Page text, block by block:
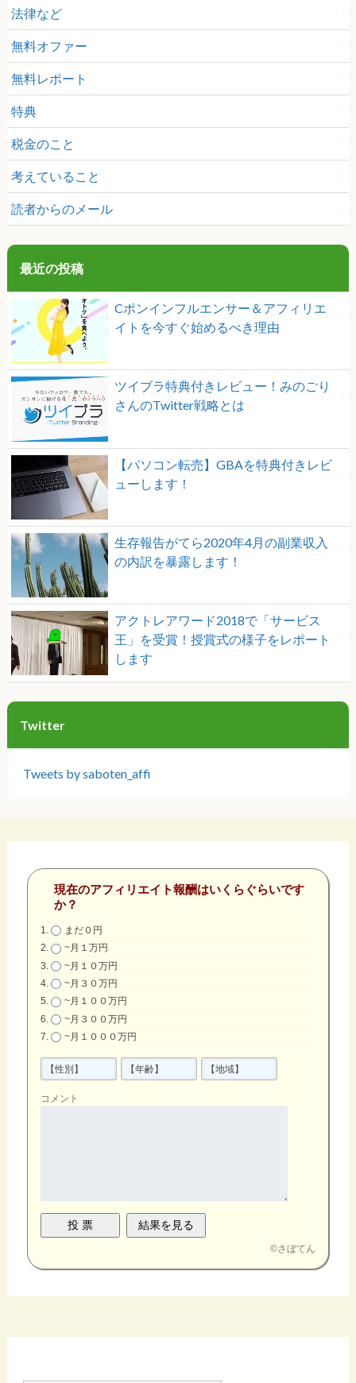
法律など
無料オファー
無料レポート
特典
税金のこと
考えていること
読者からのメール
最近の投稿
Cポンインフルエンサー＆アフィリエ
イトを今すぐ始めるべき理由
ツイブラ特典付きレビュー！みのごり
さんのTwitter戦略とは
【パソコン転売】GBAを特典付きレビ
ューします！
生存報告がてら2020年4月の副業収入
の内訳を暴露します！
アクトレアワード2018で「サービス
王」を受賞！授賞式の様子をレポート
します
Twitter
Tweets by saboten_affi
現在のアフィリエイト報酬はいくらぐらいです
か？
まだ０円
~月１万円
~月１０万円
~月３０万円
~月１００万円
~月３００万円
~月１０００万円
コメント
©さぼてん